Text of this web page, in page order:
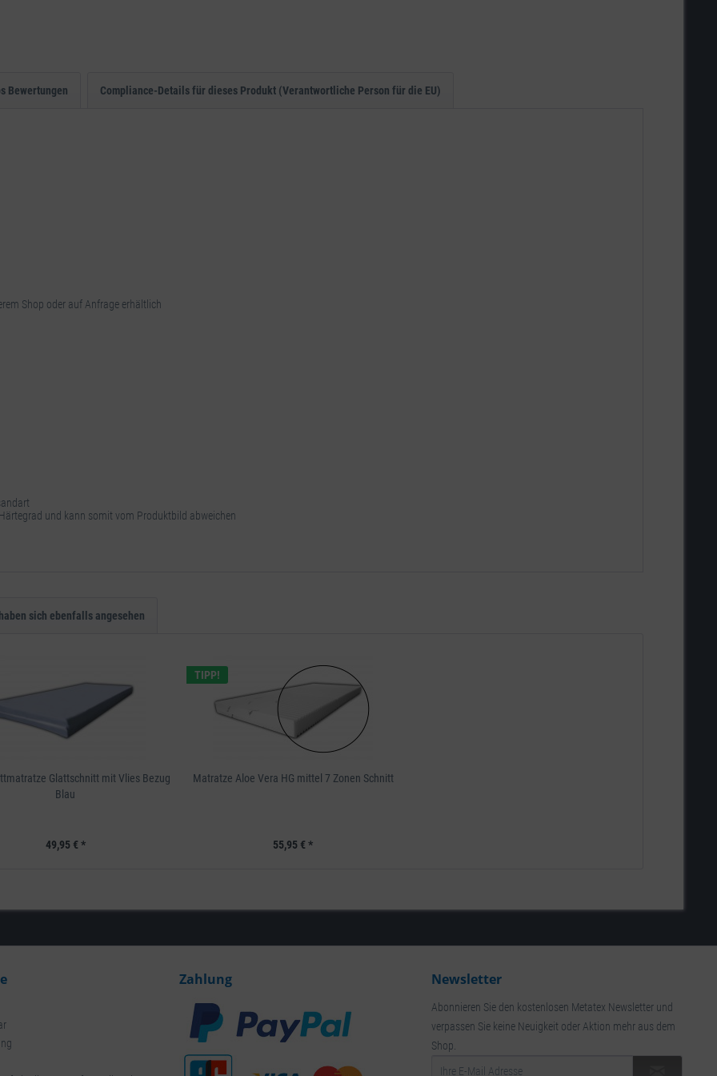
Bewertungen Compliance-Details für dieses Produkt (Verantwortliche Person für die EU)
Shop oder auf Anfrage erhältlich
und kann somit vom Produktbild abweichen
sich ebenfalls angesehen
Glattschnitt mit Vlies Bezug
Blau
49,95 € *
TIPP!
Matratze Aloe Vera HG mittel 7 Zonen Schnitt
55,95 € *
Zahlung Newsletter
Abonnieren Sie den kostenlosen Metatex Newsletter und
verpassen Sie keine Neuigkeit oder Aktion mehr aus dem
Shop.